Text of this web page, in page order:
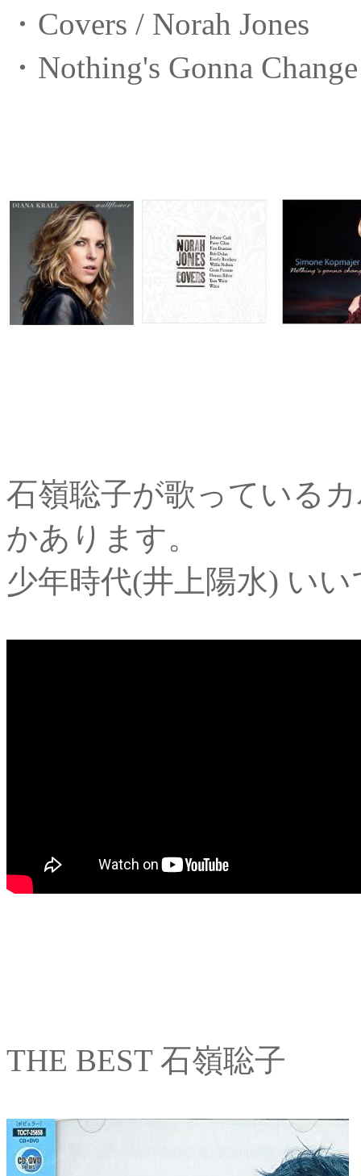
・Covers / Norah Jones
・Nothing's Gonna
石嶺聡子が歌っている
かあります。
少年時代(井上陽水) い
THE BEST 石嶺聡子